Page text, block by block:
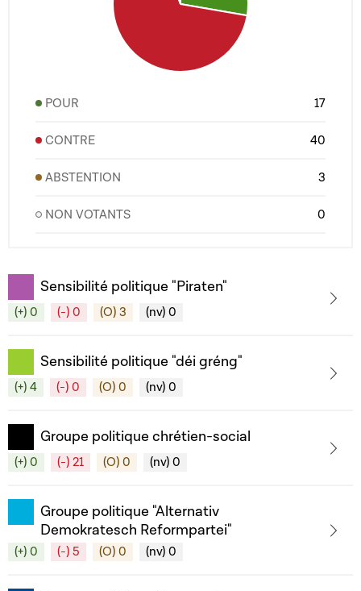
POUR 17
CONTRE 40
ABSTENTION 3
NON VOTANTS 0
Sensibilité politique "Piraten"
(+) 0 (-) 0 (O) 3 (nv) 0
Sensibilité politique "déi gréng"
(+) 4 (-) 0 (O) 0 (nv) 0
Groupe politique chrétien-social
(+) 0 (-) 21 (O) 0 (nv) 0
Groupe politique "Alternativ
Demokratesch Reformpartei"
(+) 0 (-) 5 (O) 0 (nv) 0